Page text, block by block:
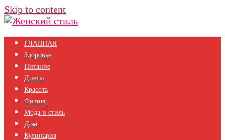
Skip to content
ГЛАВНАЯ
Здоровье
Питание
Диеты
Красота
Фитнес
Мода и стиль
Дом
Кулинария